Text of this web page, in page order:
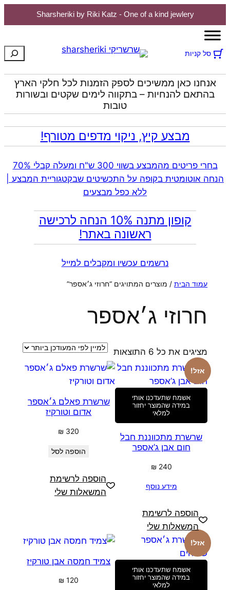
Sharsheriki by Riki Katz - One of a kind jewlery
סל קניות חיפוש
אנחנו כאן ממשיכים לספק הזמנות לכל חלקי הארץ
בהתאם להנחיות – בתקווה לימים שקטים ובשורות
טובות
מבצע קיץ, ניקוי מדפים מטורף!
בחרי פריטים מהמבצע בשווי 300 ש"ח ומעלה קבלי 70%
הנחה אוטומטית בקופה על התכשיטים שבקטגוריית המבצע |
ללא כפל מבצעים
קופון מתנה 10% הנחה לרכישה
ראשונה באתר!
נרשמים עכשיו ומקבלים למייל
עמוד הבית/ מוצרים המתויגים “חרוזי ג׳אספר”
חרוזי ג׳אספר
מציגים את כל ⁦6⁩ התוצאות
ממוין
לפי
הפריט
ביותר
אזל!
אשמח שתעדכנו אותי
במידה שהמוצר יחזור
למלאי
שרשרת מתכווננת חבל
חום אבן ג’אספר
₪ 240
מידע נוסף
הוספה לרשימת
המשאלות שלי
שרשרת פאלם ג׳אספר
אדום וטורקיז
₪ 320
הוספה לסל
הוספה לרשימת
המשאלות שלי
אזל!
אשמח שתעדכנו אותי
במידה שהמוצר יחזור
למלאי
צמיד חמסה אבן טורקיז
₪ 120